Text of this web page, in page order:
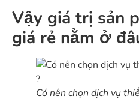
Vậy giá trị sản
giá rẻ nằm ở
Có nên chọn dịch vụ